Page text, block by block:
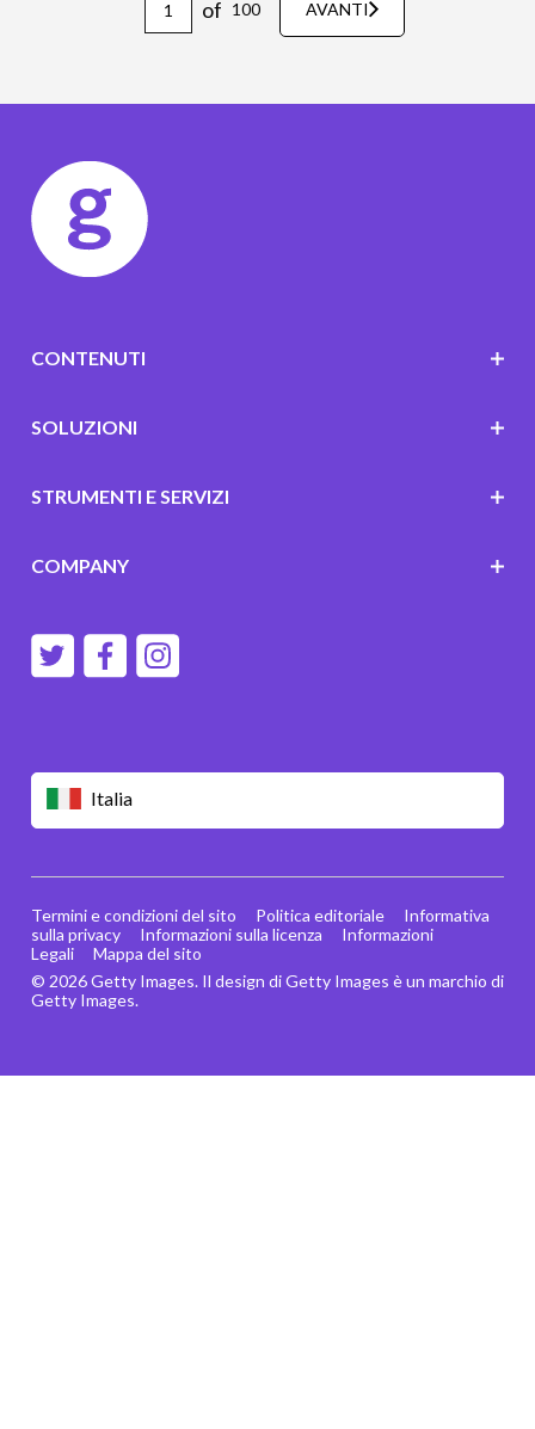
of 100 AVANTI
Italia
CONTENUTI
SOLUZIONI
STRUMENTI E SERVIZI
COMPANY
© 2026 Getty Images. Il design di Getty Images è un marchio di
Getty Images.
Termini e condizioni del sito Politica editoriale
Informativa
sulla privacy
Informazioni sulla licenza
Informazioni
Legali
Mappa del sito